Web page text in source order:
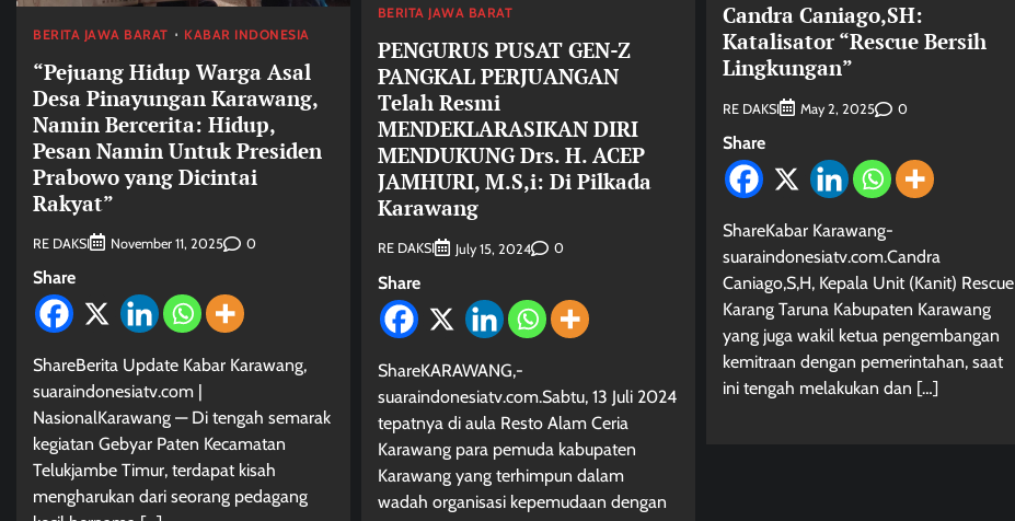
BERITA JAWA BARAT KABAR INDONESIA
“Pejuang Hidup Warga Asal
Desa Pinayungan Karawang,
Namin Bercerita: Hidup,
Pesan Namin Untuk Presiden
Prabowo yang Dicintai
Rakyat”
RE DAKSI November 11, 2025 0
Share
ShareBerita Update Kabar Karawang,
suaraindonesiatv.com |
NasionalKarawang — Di tengah semarak
kegiatan Gebyar Paten Kecamatan
Telukjambe Timur, terdapat kisah
mengharukan dari seorang pedagang
BERITA JAWA BARAT
PENGURUS PUSAT GEN-Z
PANGKAL PERJUANGAN
Telah Resmi
MENDEKLARASIKAN DIRI
MENDUKUNG Drs. H. ACEP
JAMHURI, M.S,i: Di Pilkada
Karawang
RE DAKSI July 15, 2024 0
Share
ShareKARAWANG,-
suaraindonesiatv.com.Sabtu, 13 Juli 2024
tepatnya di aula Resto Alam Ceria
Karawang para pemuda kabupaten
Karawang yang terhimpun dalam
wadah organisasi kepemudaan dengan
Candra Caniago,SH:
Katalisator “Rescue Bersih
Lingkungan”
RE DAKSI May 2, 2025 0
Share
ShareKabar Karawang-
suaraindonesiatv.com.Candra
Caniago,S,H, Kepala Unit (Kanit) Rescue
Karang Taruna Kabupaten Karawang
yang juga wakil ketua pengembangan
kemitraan dengan pemerintahan, saat
ini tengah melakukan dan […]
Berita Jawa Barat